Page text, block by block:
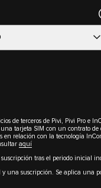
de terceros de Pivi, Pivi Pro
tarjeta SIM con un contrato
en relación con la tecnología
aquí
tras el periodo inicial
una suscripción. Se aplica una